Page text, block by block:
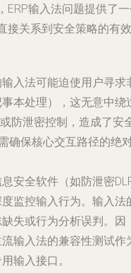
ERP输入法问题提供了
接关系到安全策略的有效
输入法可能迫使用户寻求
本处理），这无意中绕
防泄密控制，造成了安
确保核心交互路径的绝
息安全软件（如防泄密
监控输入行为。输入法
失或行为分析误判。因
输入法的兼容性测试作
输入接口。